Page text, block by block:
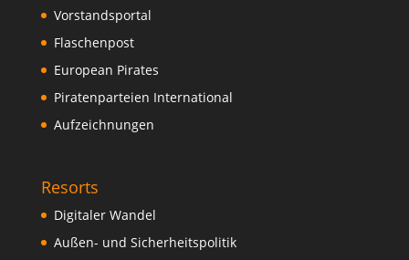
Vorstandsportal
Flaschenpost
European Pirates
Piratenparteien International
Aufzeichnungen
Resorts
Digitaler Wandel
Außen- und Sicherheitspolitik